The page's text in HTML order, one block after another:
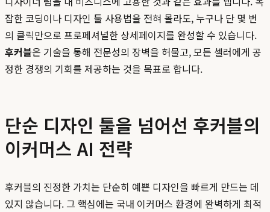
잡한 코딩이나 디자인 툴 사용법을 전혀 몰라도, 누구나 단 몇 번
의 클릭만으로 프로페셔널한 상세페이지를 완성할 수 있습니다.
후커블은 기술을 통해 전문성의 장벽을 허물고, 모든 셀러에게 공
정한 경쟁의 기회를 제공하는 것을 목표로 합니다.
단순 디자인 툴을 넘어선 후커블의
이커머스 AI 전략
후커블의 진정한 가치는 단순히 예쁜 디자인을 빠르게 만드는 데
있지 않습니다. 그 핵심에는 국내 이커머스 환경에 완벽하게 최적